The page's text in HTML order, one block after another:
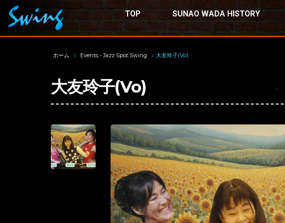
TOP SUNAO WADA HISTORY
ホーム Events - Jazz Spot Swing 大友玲子(Vo)
大友玲子(Vo)